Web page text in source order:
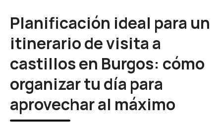
Planificación ideal para un
itinerario de visita a
castillos en Burgos: cómo
organizar tu día para
aprovechar al máximo